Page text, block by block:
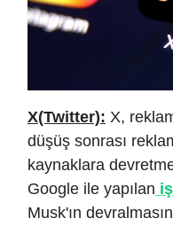
X(Twitter): X,
düşüş sonrası
kaynaklara
Google ile yapılan
Musk'ın